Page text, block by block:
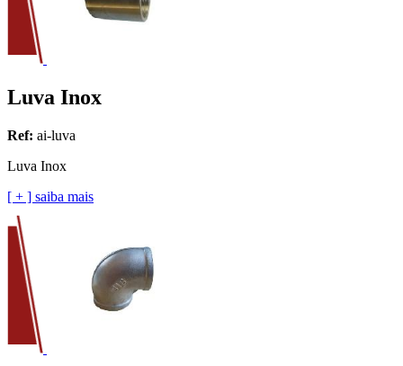
Luva Inox
Ref: ai-luva
Luva Inox
[ + ] saiba mais